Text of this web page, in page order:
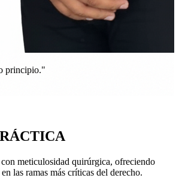
principio."
meticulosidad quirúrgica, ofreciendo
las ramas más críticas del derecho.